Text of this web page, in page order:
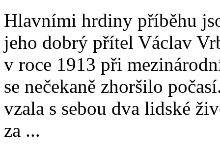
Hlavními hrdiny příběhu
jeho dobrý přítel Václav
v roce 1913 při
se nečekaně zhoršilo
vzala s sebou dva lidské
za ...